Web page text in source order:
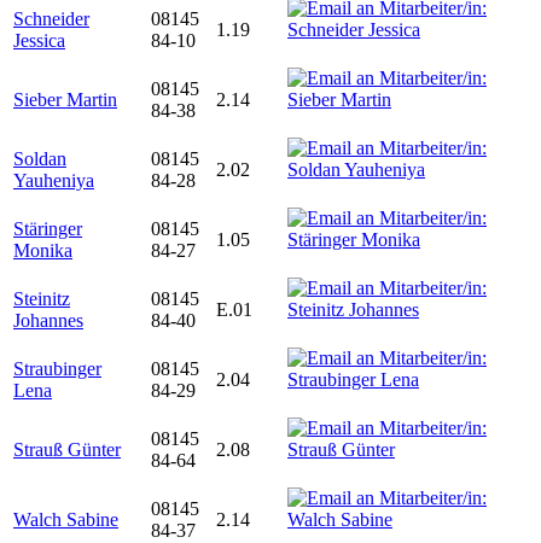
Schneider
Jessica
08145
84-10
1.19
Sieber Martin
08145
84-38
2.14
Soldan
Yauheniya
08145
84-28
2.02
Stäringer
Monika
08145
84-27
1.05
Steinitz
Johannes
08145
84-40
E.01
Straubinger
Lena
08145
84-29
2.04
Strauß Günter
08145
84-64
2.08
Walch Sabine
08145
84-37
2.14